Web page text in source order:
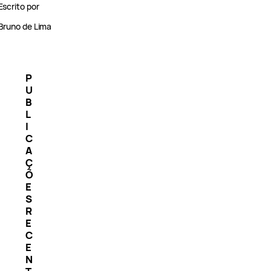
por
de Lima
P
U
B
L
I
C
A
Ç
Õ
E
S
R
E
C
E
N